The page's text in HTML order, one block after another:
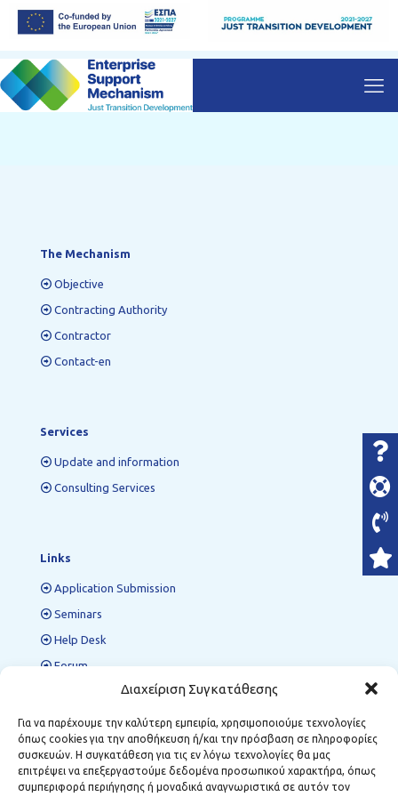
Διαχείριση Συγκατάθεσης
Για να παρέχουμε την καλύτερη εμπειρία, χρησιμοποιούμε τεχνολογίες
όπως cookies για την αποθήκευση ή/και την πρόσβαση σε πληροφορίες
συσκευών. Η συγκατάθεση για τις εν λόγω τεχνολογίες θα μας
επιτρέψει να επεξεργαστούμε δεδομένα προσωπικού χαρακτήρα, όπως
συμπεριφορά περιήγησης ή μοναδικά αναγνωριστικά σε αυτόν τον
The Mechanism
Objective
Contracting Authority
Contractor
Contact-en
Services
Update and information
Consulting Services
Links
Application Submission
Seminars
Help Desk
Forum
Regional Support Structures
Kozani: 12 Kostis Palamas, P.C. 501 00
Florina: 1 Dimarchou Anastasiou Soula, P.C. 531 00